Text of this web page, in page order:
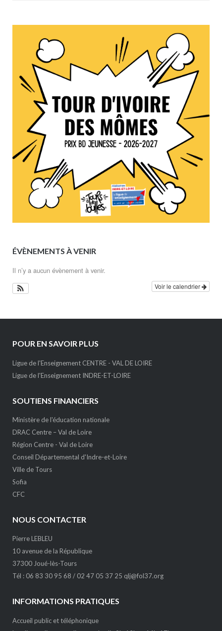
ÉVÈNEMENTS À VENIR
Il n’y a aucun évènement à venir.
Voir le calendrier
POUR EN SAVOIR PLUS
Ligue de l'Enseignement CENTRE - VAL DE LOIRE
Ligue de l'Enseignement INDRE-ET-LOIRE
SOUTIENS FINANCIERS
Ministère de l'éducation nationale
DRAC Centre – Val de Loire
Région Centre - Val de Loire
Conseil Départemental d'Indre-et-Loire
Ville de Tours
Sofia
CFC
NOUS CONTACTER
Pierre LEBLEU
10 avenue de la République
37300 Joué-lès-Tours
Tél : 06 83 30 95 68 / 02 47 05 37 25 qlj@fol37.org
INFORMATIONS PRATIQUES
Accueil public et téléphonique